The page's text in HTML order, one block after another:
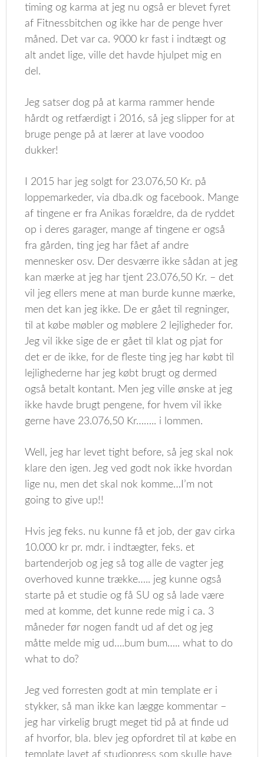
timing og karma at jeg nu også er blevet fyret
af Fitnessbitchen og ikke har de penge hver
måned. Det var ca. 9000 kr fast i indtægt og
alt andet lige, ville det havde hjulpet mig en
del.
Jeg satser dog på at karma rammer hende
hårdt og retfærdigt i 2016, så jeg slipper for at
bruge penge på at lærer at lave voodoo
dukker!
I 2015 har jeg solgt for 23.076,50 Kr. på
loppemarkeder, via dba.dk og facebook. Mange
af tingene er fra Anikas forældre, da de ryddet
op i deres garager, mange af tingene er også
fra gården, ting jeg har fået af andre
mennesker osv. Der desværre ikke sådan at jeg
kan mærke at jeg har tjent 23.076,50 Kr. – det
vil jeg ellers mene at man burde kunne mærke,
men det kan jeg ikke. De er gået til regninger,
til at købe møbler og møblere 2 lejligheder for.
Jeg vil ikke sige de er gået til klat og pjat for
det er de ikke, for de fleste ting jeg har købt til
lejlighederne har jeg købt brugt og dermed
også betalt kontant. Men jeg ville ønske at jeg
ikke havde brugt pengene, for hvem vil ikke
gerne have 23.076,50 Kr…….. i lommen.
Well, jeg har levet tight before, så jeg skal nok
klare den igen. Jeg ved godt nok ikke hvordan
lige nu, men det skal nok komme…I’m not
going to give up!!
Hvis jeg feks. nu kunne få et job, der gav cirka
10.000 kr pr. mdr. i indtægter, feks. et
bartenderjob og jeg så tog alle de vagter jeg
overhoved kunne trække….. jeg kunne også
starte på et studie og få SU og så lade være
med at komme, det kunne rede mig i ca. 3
måneder før nogen fandt ud af det og jeg
måtte melde mig ud….bum bum….. what to do
what to do?
Jeg ved forresten godt at min template er i
stykker, så man ikke kan lægge kommentar –
jeg har virkelig brugt meget tid på at finde ud
af hvorfor, bla. blev jeg opfordret til at købe en
template lavet af studiopress som skulle have